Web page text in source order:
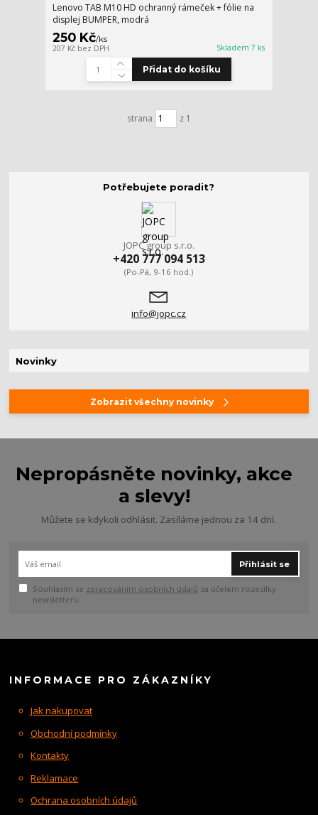
Lenovo TAB M10 HD ochranný rámeček + fólie na
displej BUMPER, modrá
250 Kč/ks
207 Kč bez DPH Skladem 7 ks
Přidat do košíku
strana z 1
Potřebujete poradit?
JOPC group s.r.o.
+420 777 094 513
(Po-Pá, 9-16 hod.)
info@jopc.cz
Novinky
Zobrazit všechny novinky
Nepropásněte novinky, akce
a slevy!
Můžete se kdykoli odhlásit. Zasíláme jednou za 14 dní.
Přihlásit se
Souhlasím se zpracováním osobních údajů za účelem rozesílky
newsletteru.
INFORMACE PRO ZÁKAZNÍKY
Jak nakupovat
Obchodní podmínky
Kontakty
Reklamace
Ochrana osobních údajů